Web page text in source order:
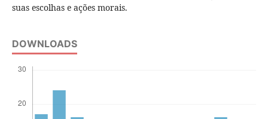
suas escolhas e ações morais.
DOWNLOADS